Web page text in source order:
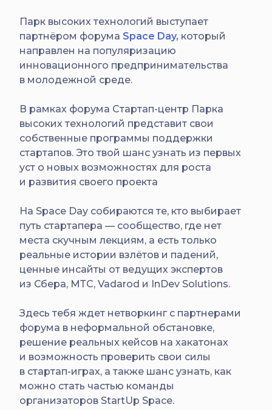
Парк высоких технологий выступает
партнёром форума Space Day, который
направлен на популяризацию
инновационного предпринимательства
в молодежной среде.
В рамках форума Стартап-центр Парка
высоких технологий представит свои
собственные программы поддержки
стартапов. Это твой шанс узнать из первых
уст о новых возможностях для роста
и развития своего проекта
На Space Day собираются те, кто выбирает
путь стартапера — сообщество, где нет
места скучным лекциям, а есть только
реальные истории взлётов и падений,
ценные инсайты от ведущих экспертов
из Сбера, МТС, Vadarod и InDev Solutions.
Здесь тебя ждет нетворкинг с партнерами
форума в неформальной обстановке,
решение реальных кейсов на хакатонах
и возможность проверить свои силы
в стартап-играх, а также шанс узнать, как
можно стать частью команды
организаторов StartUp Space.